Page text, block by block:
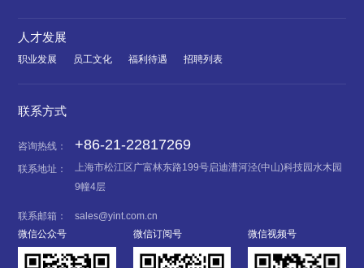
人才发展
职业发展 员工文化 福利待遇 招聘列表
联系方式
咨询热线： +86-21-22817269
联系地址：
上海市松江区广富林东路199号启迪漕河泾(中山)科技园水木园
9幢4层
联系邮箱：
sales@yint.com.cn
微信公众号
微信订阅号 微信视频号